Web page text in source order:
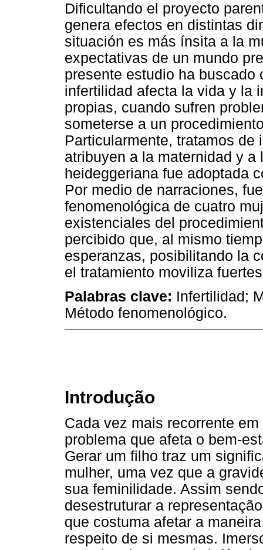
Dificultando el proyecto
genera efectos en distintas
situación es más ínsita a la
expectativas de un mundo
presente estudio ha buscado
infertilidad afecta la vida y la
propias, cuando sufren
someterse a un
Particularmente, tratamos
atribuyen a la maternidad y
heideggeriana fue adoptada
Por medio de narraciones,
fenomenológica de cuatro
existenciales del
percibido que, al mismo
esperanzas, posibilitando la
el tratamiento moviliza
Palabras clave: Infertilidad;
Método fenomenológico.
Introdução
Cada vez mais recorrente
problema que afeta o bem-
Gerar um filho traz um
mulher, uma vez que a
sua feminilidade. Assim
desestruturar a
que costuma afetar a
respeito de si mesmas.